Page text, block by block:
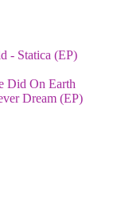
- Statica (EP)
Did On Earth
Dream (EP)